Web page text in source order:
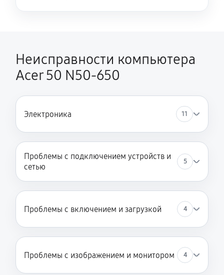
Неисправности компьютера
Acer 50 N50-650
Электроника 11
Проблемы с подключением устройств и
сетью
5
Проблемы с включением и загрузкой 4
Проблемы с изображением и монитором 4